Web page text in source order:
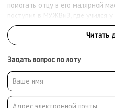
помогать отцу в его малярной
поступил в МУЖВиЗ, где учился
Сурикова. После окончания
общество любителей художеств
экспонентом. В 1910 - 1911 -
«Группа художников». Работал
иллюстратор. После революции
профсоюз московских
рисования в школах
Задать вопрос по лоту